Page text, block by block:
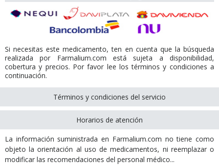
Si necesitas este medicamento, ten en cuenta que la búsqueda
realizada por Farmalium.com está sujeta a disponibilidad,
cobertura y precios. Por favor lee los términos y condiciones a
continuación.
Términos y condiciones del servicio
Horarios de atención
La información suministrada en Farmalium.com no tiene como
objeto la orientación al uso de medicamentos, ni reemplazar o
modificar las recomendaciones del personal médico...